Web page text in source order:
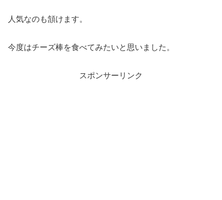
人気なのも頷けます。
今度はチーズ棒を食べてみたいと思いました。
スポンサーリンク